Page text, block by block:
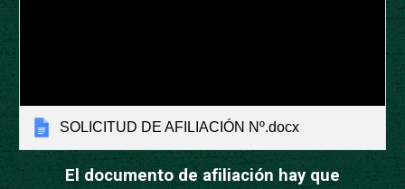
SOLICITUD DE AFILIACIÓN Nº.docx
El documento de afiliación hay que